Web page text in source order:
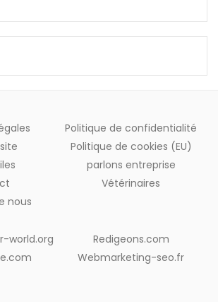
nous
Politique de confidentialité
Politique de cookies (EU)
parlons entreprise
Vétérinaires
world.org
Redigeons.com
Webmarketing-seo.fr